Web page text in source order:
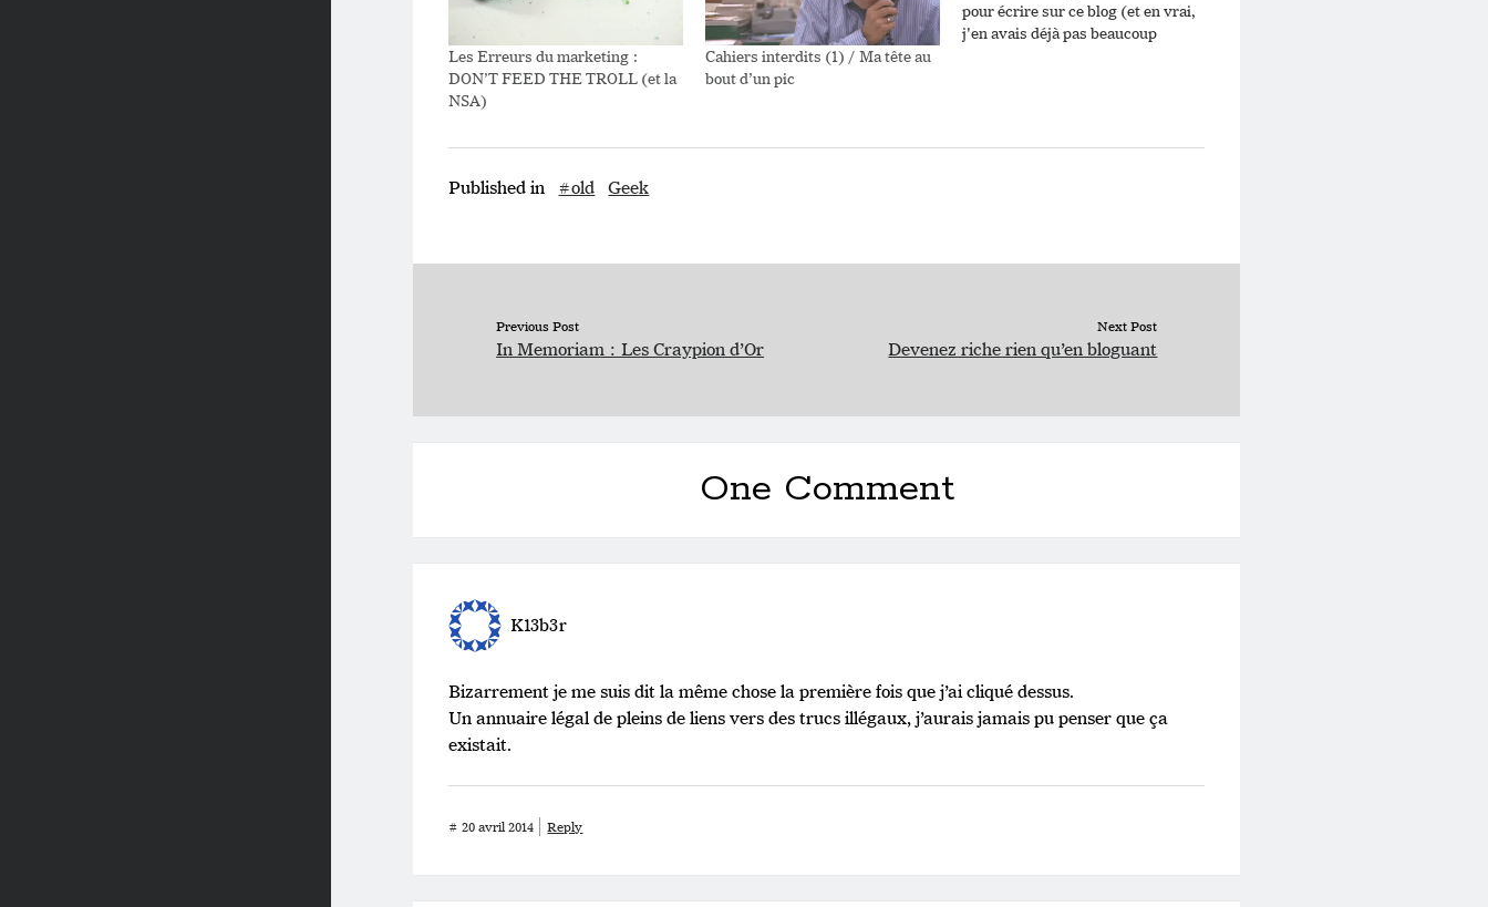
Les Erreurs du marketing :
DON’T FEED THE TROLL (et la
NSA)
Cahiers interdits (1) / Ma tête au
bout d’un pic
pour écrire sur ce blog (et en vrai,
j'en avais déjà pas beaucoup
Published in #old Geek
Previous Post
In Memoriam : Les Craypion d’Or
Next Post
Devenez riche rien qu’en bloguant
One Comment
K13b3r
Bizarrement je me suis dit la même chose la première fois que j’ai cliqué dessus.
Un annuaire légal de pleins de liens vers des trucs illégaux, j’aurais jamais pu penser que ça
existait.
#20 avril 2014 Reply